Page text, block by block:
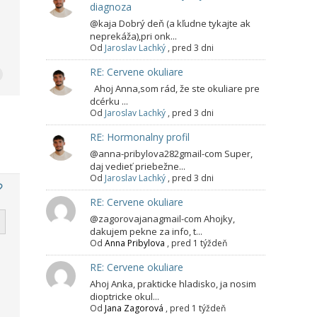
diagnoza
@kaja Dobrý deň (a kľudne tykajte ak
neprekáža),pri onk...
Od Jaroslav Lachký , pred 3 dni
RE: Cervene okuliare
Ahoj Anna,som rád, že ste okuliare pre
dcérku ...
Od Jaroslav Lachký , pred 3 dni
RE: Hormonalny profil
@anna-pribylova282gmail-com Super,
daj vedieť priebežne...
Od Jaroslav Lachký , pred 3 dni
RE: Cervene okuliare
@zagorovajanagmail-com Ahojky,
dakujem pekne za info, t...
Od Anna Pribylova , pred 1 týždeň
RE: Cervene okuliare
Ahoj Anka, prakticke hladisko, ja nosim
dioptricke okul...
Od Jana Zagorová , pred 1 týždeň